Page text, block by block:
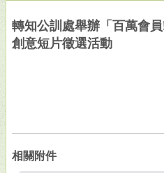
轉知公訓處舉辦「百萬會
創意短片徵選活動
相關附件